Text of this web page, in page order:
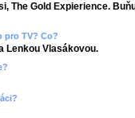
The Gold Expierience.
pro TV? Co?
Lenkou Vlasákovou.